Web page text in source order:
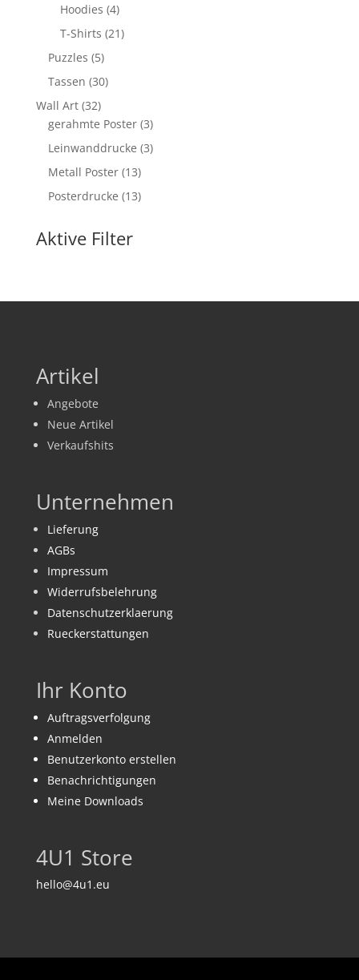
Produkte
Hoodies 44
Produkte
T-Shirts 2121
Puzzles 55
Produkte
Tassen 3030
Wall Art 3232
Produkte
gerahmte Poster 33
Produkte
Leinwanddrucke 33
Metall Poster 1313
Produkte
Posterdrucke 1313
Aktive Filter
Artikel
Angebote
Neue Artikel
Verkaufshits
Unternehmen
Lieferung
AGBs
Impressum
Widerrufsbelehrung
Datenschutzerklaerung
Rueckerstattungen
Ihr Konto
Auftragsverfolgung
Anmelden
Benutzerkonto erstellen
Benachrichtigungen
Meine Downloads
4U1 Store
hello@4u1.eu